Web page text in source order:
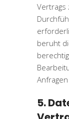
Vertrags
beruht
Anfragen
5.